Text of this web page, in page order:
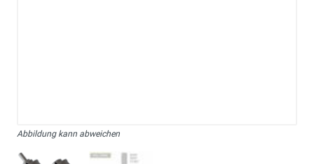
Abbildung kann abweichen